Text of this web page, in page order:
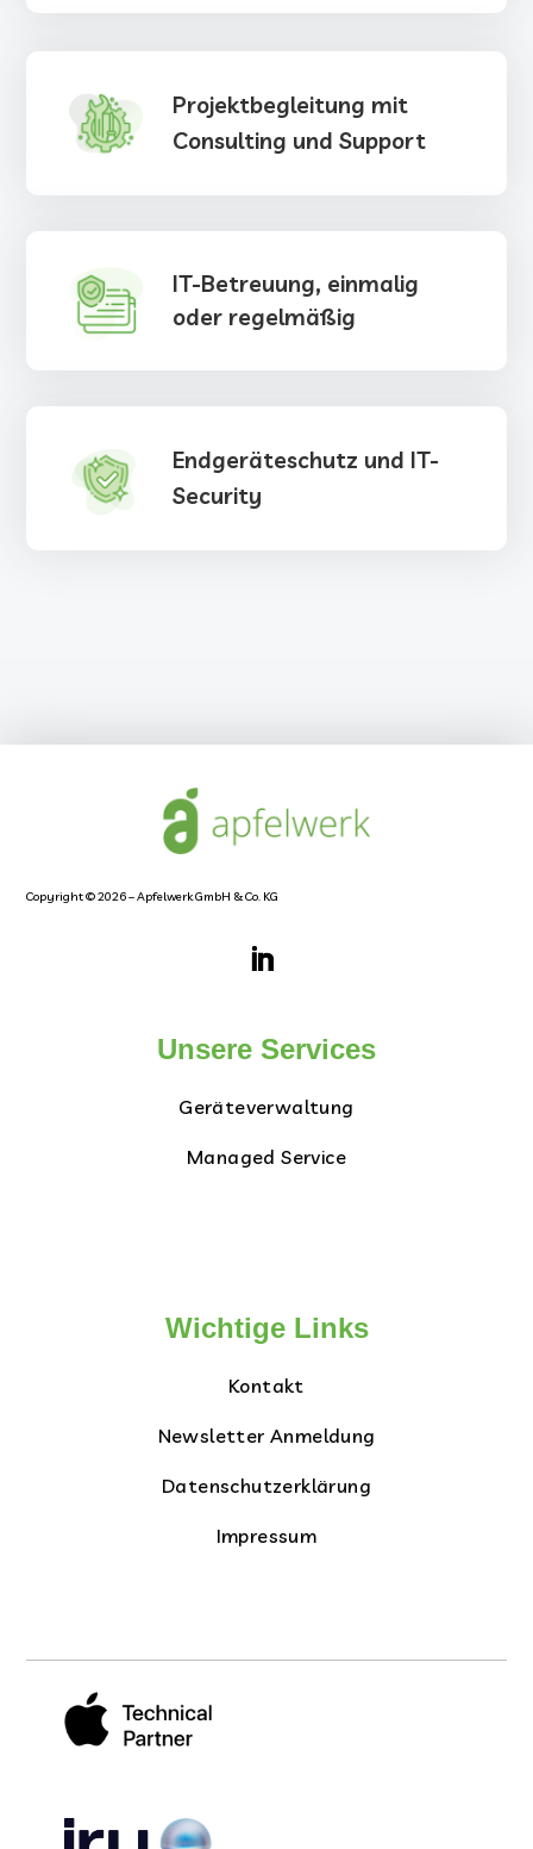
Projektbegleitung mit
Consulting und Support
IT-Betreuung, einmalig
oder regelmäßig
Endgeräteschutz und IT-
Security
Copyright © 2026 – Apfelwerk GmbH & Co. KG
Unsere Services
Geräteverwaltung
Managed Service
Wichtige Links
Kontakt
Newsletter Anmeldung
Datenschutzerklärung
Impressum